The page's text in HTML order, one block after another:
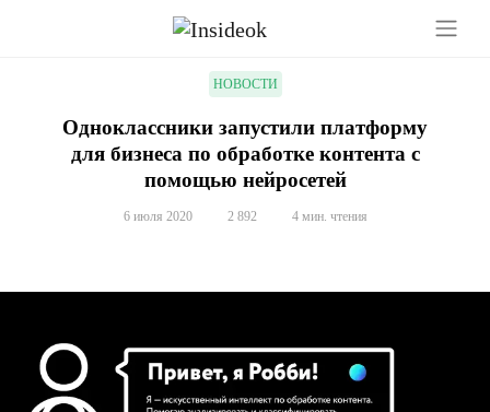
НОВОСТИ
Одноклассники запустили платформу
для бизнеса по обработке контента с
помощью нейросетей
6 июля 2020 2 892 4 мин. чтения